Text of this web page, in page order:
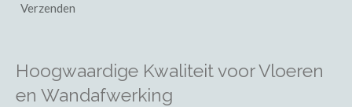
Verzenden
Hoogwaardige Kwaliteit voor Vloeren
en Wandafwerking